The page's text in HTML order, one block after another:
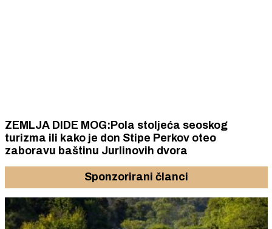
ZEMLJA DIDE MOG:Pola stoljeća seoskog
turizma ili kako je don Stipe Perkov oteo
zaboravu baštinu Jurlinovih dvora
Sponzorirani članci